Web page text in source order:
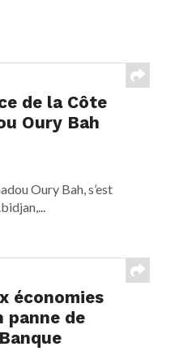
de la Côte
Oury Bah
Oury Bah, s’est
économies
panne de